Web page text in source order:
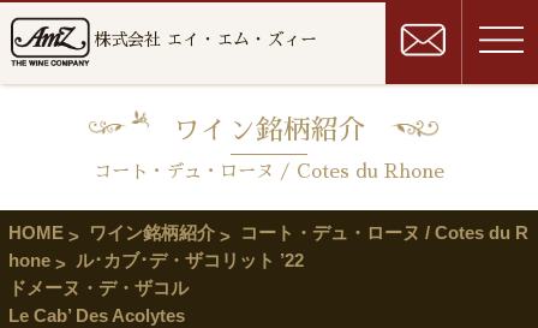
株式会社 エイ・エム・ズィー
ワイン銘柄紹介
コート・デュ・ローヌ / Cotes du Rhone
HOME ワイン銘柄紹介
コート・デュ・ローヌ / Cotes du R
hone
ル･カブ･デ・ザコリット ’22
ドメーヌ・デ・ザコル
Le Cab’ Des Acolytes